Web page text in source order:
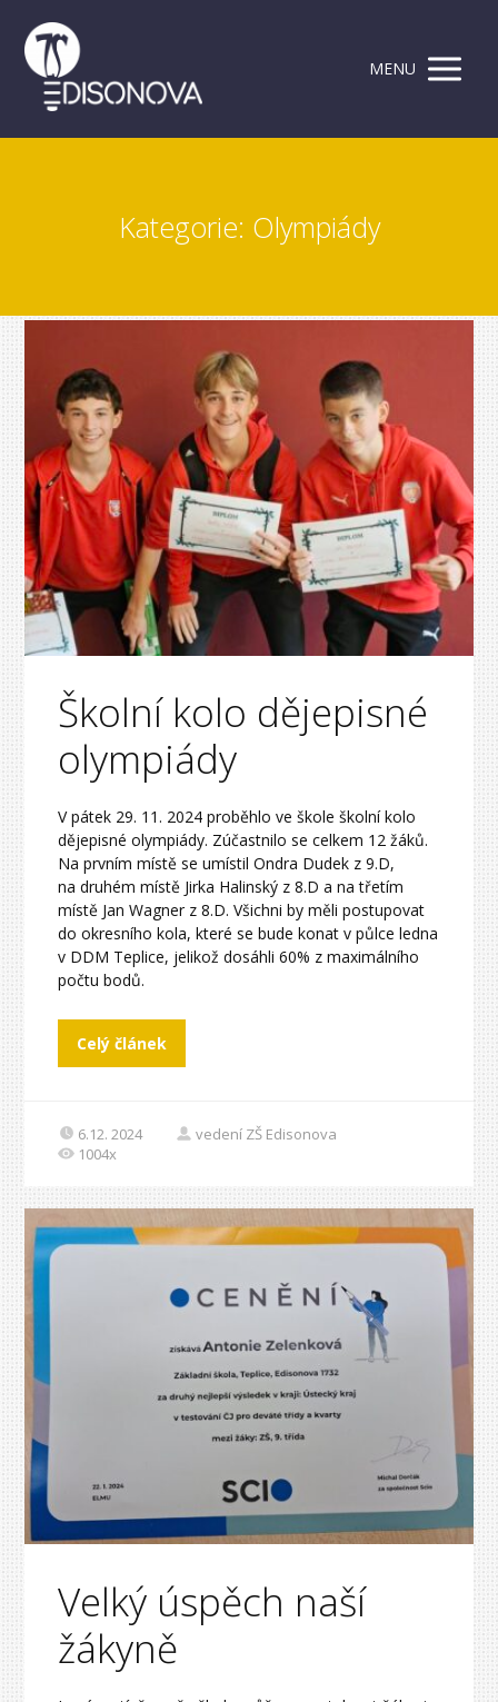
MENU
Kategorie: Olympiády
Školní kolo dějepisné
olympiády
V pátek 29. 11. 2024 proběhlo ve škole školní kolo
dějepisné olympiády. Zúčastnilo se celkem 12 žáků.
Na prvním místě se umístil Ondra Dudek z 9.D,
na druhém místě Jirka Halinský z 8.D a na třetím
místě Jan Wagner z 8.D. Všichni by měli postupovat
do okresního kola, které se bude konat v půlce ledna
v DDM Teplice, jelikož dosáhli 60% z maximálního
počtu bodů.
Celý článek
6.12. 2024
vedení ZŠ Edisonova
1004x
Velký úspěch naší
žákyně